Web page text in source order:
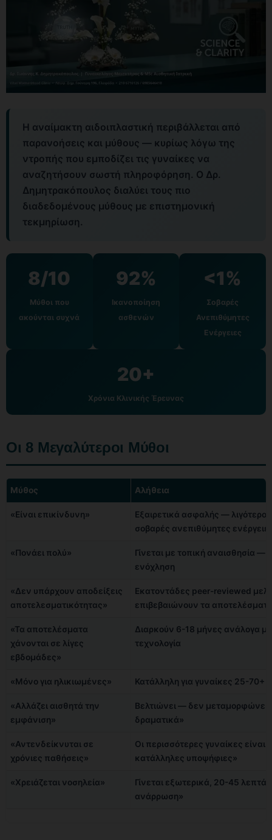
Η αναίμακτη αιδοιπλαστική περιβάλλεται από
παρανοήσεις και μύθους — κυρίως λόγω της
ντροπής που εμποδίζει τις γυναίκες να
αναζητήσουν σωστή πληροφόρηση. Ο Δρ.
Δημητρακόπουλος διαλύει τους πιο
διαδεδομένους μύθους με επιστημονική
τεκμηρίωση.
8/10
Μύθοι που
ακούνται συχνά
92%
Ικανοποίηση
ασθενών
<1%
Σοβαρές
Ανεπιθύμητες
Ενέργειες
20+
Χρόνια Κλινικής Έρευνας
Οι 8 Μεγαλύτεροι Μύθοι
Μύθος Αλήθεια
«Είναι επικίνδυνη»
Εξαιρετικά ασφαλής — λιγότερο
σοβαρές ανεπιθύμητες
«Πονάει πολύ»
Γίνεται με τοπική αναισθησία —
ενόχληση
«Δεν υπάρχουν αποδείξεις
αποτελεσματικότητας»
Εκατοντάδες peer-reviewed
επιβεβαιώνουν τα
«Τα αποτελέσματα
χάνονται σε λίγες
εβδομάδες»
Διαρκούν 6-18 μήνες ανάλογα με
τεχνολογία
«Μόνο για ηλικιωμένες» Κατάλληλη για γυναίκες 25-70+
«Αλλάζει αισθητά την
εμφάνιση»
Βελτιώνει — δεν μεταμορφώνει
δραματικά»
«Αντενδείκνυται σε
χρόνιες παθήσεις»
Οι περισσότερες γυναίκες είναι
κατάλληλες υποψήφιες»
«Χρειάζεται νοσηλεία»
Γίνεται εξωτερικά, 20-45 λεπτά,
ανάρρωση»